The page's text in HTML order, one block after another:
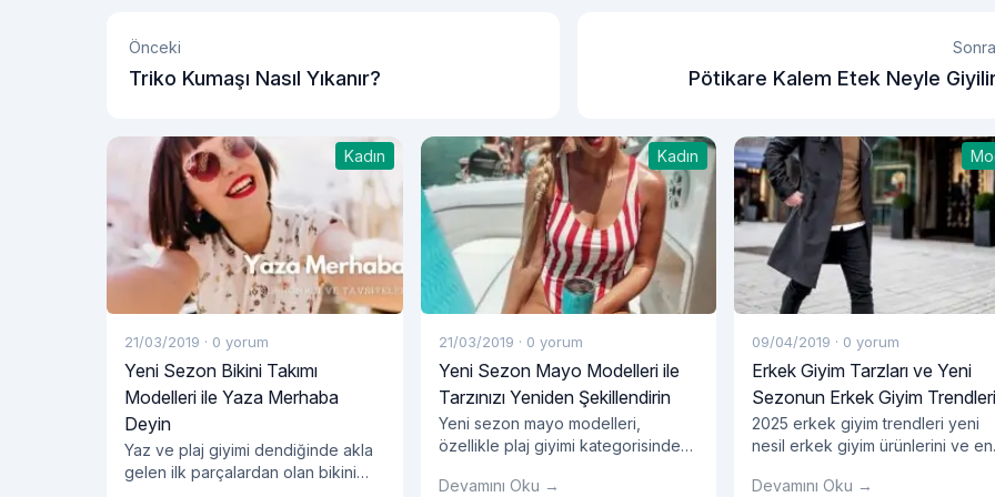
Önceki
Triko Kumaşı Nasıl Yıkanır? Pötikare Kalem Etek Neyle
Kadın
21/03/2019 · 0 yorum
Yeni Sezon Bikini Takımı
Modelleri ile Yaza Merhaba
Deyin
Yaz ve plaj giyimi dendiğinde akla
gelen ilk parçalardan olan bikini
Kadın
21/03/2019 · 0 yorum
Yeni Sezon Mayo Modelleri ile
Tarzınızı Yeniden Şekillendirin
Yeni sezon mayo modelleri,
özellikle plaj giyimi kategorisinde
ürünler arasında yer alıyor. Bu
Devamını Oku →
09/04/2019 · 0 yorum
Erkek Giyim Tarzları ve Yeni
Sezonun Erkek Giyim Trendleri
2025 erkek giyim trendleri yeni
nesil erkek giyim ürünlerini ve en
çekmeye devam ediyor. En dikkat
Devamını Oku →